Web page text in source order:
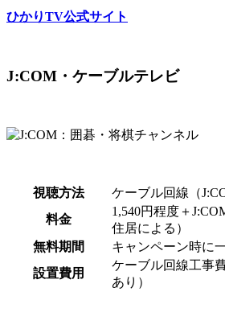
ひかりTV公式サイト
J:COM・ケーブルテレビ
視聴方法
ケーブル回線（
料金
1,540円程度＋
住居による）
無料期間
キャンペーン時に
設置費用
ケーブル回線工事
あり）